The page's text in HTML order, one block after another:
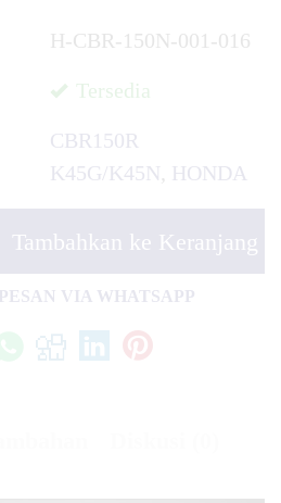
H-CBR-150N-001-016
Tersedia
CBR150R
K45G/K45N, HONDA
Tambahkan ke Keranjang
PESAN VIA WHATSAPP